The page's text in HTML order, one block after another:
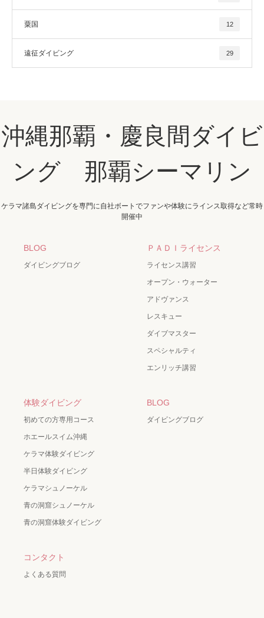
粟国 12
遠征ダイビング 29
沖縄那覇・慶良間ダイビ
ング 那覇シーマリン
ケラマ諸島ダイビングを専門に自社ボートでファンや体験にラインス取得など常時
開催中
BLOG
ダイビングブログ
ＰＡＤＩライセンス
ライセンス講習
オープン・ウォーター
アドヴァンス
レスキュー
ダイブマスター
スペシャルティ
エンリッチ講習
体験ダイビング
初めての方専用コース
ホエールスイム沖縄
ケラマ体験ダイビング
半日体験ダイビング
ケラマシュノーケル
青の洞窟シュノーケル
青の洞窟体験ダイビング
BLOG
ダイビングブログ
コンタクト
よくある質問